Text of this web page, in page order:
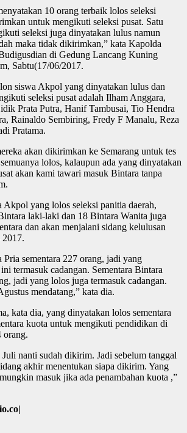
10 orang terbaik lolos seleksi
untuk mengikuti seleksi pusat. Satu
seleksi juga dinyatakan lulus namun
maka tidak dikirimkan,” kata Kapolda
di Gedung Lancang Kuning
Sabtu(17/06/2017.
siswa Akpol yang dinyatakan lulus dan
seleksi pusat adalah Ilham Anggara,
Prata Putra, Hanif Tambusai, Tio Hendra
Rainaldo Sembiring, Fredy F Manalu, Reza
Pratama.
akan dikirimkan ke Semarang untuk tes
lolos, kalaupun ada yang dinyatakan
akan kami tawari masuk Bintara tanpa
Akpol yang lolos seleksi panitia daerah,
laki-laki dan 18 Bintara Wanita juga
dan akan menjalani sidang kelulusan
2017.
sementara 227 orang, jadi yang
termasuk cadangan. Sementara Bintara
jadi yang lolos juga termasuk cadangan.
mendatang,” kata dia.
kata dia, yang dinyatakan lolos sementara
kuota untuk mengikuti pendidikan di
orang.
nanti sudah dikirim. Jadi sebelum tanggal
akhir menentukan siapa dikirim. Yang
masuk jika ada penambahan kuota ,”